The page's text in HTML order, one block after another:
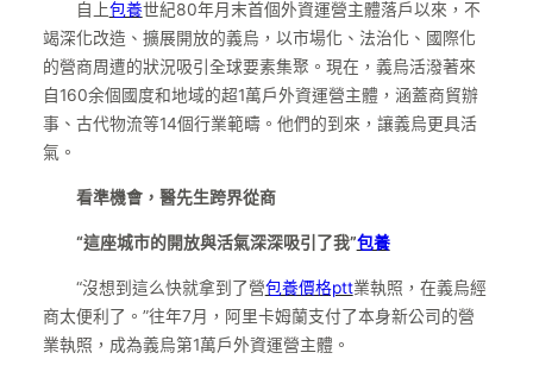
自上包養世紀80年月末首個外資運營主體落戶以來，不
竭深化改造、擴展開放的義烏，以市場化、法治化、國際化
的營商周遭的狀況吸引全球要素集聚。現在，義烏活潑著來
自160余個國度和地域的超1萬戶外資運營主體，涵蓋商貿辦
事、古代物流等14個行業範疇。他們的到來，讓義烏更具活
氣。
看準機會，醫先生跨界從商
“這座城市的開放與活氣深深吸引了我”包養
“沒想到這么快就拿到了營包養價格ptt業執照，在義烏經
商太便利了。”往年7月，阿里卡姆蘭支付了本身新公司的營
業執照，成為義烏第1萬戶外資運營主體。